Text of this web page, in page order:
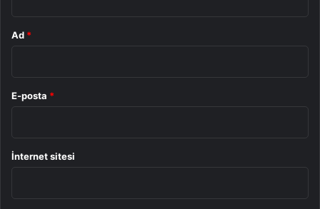
Ad *
E-posta *
İnternet sitesi